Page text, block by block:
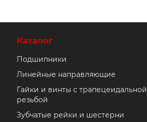
Каталог
Подшипники
Линейные направляющие
Гайки и винты с трапецеидальной
резьбой
Зубчатые рейки и шестерни